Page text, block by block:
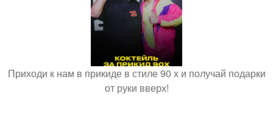
Приходи к нам в прикиде в стиле 90 х и получай подарки
от руки вверх!